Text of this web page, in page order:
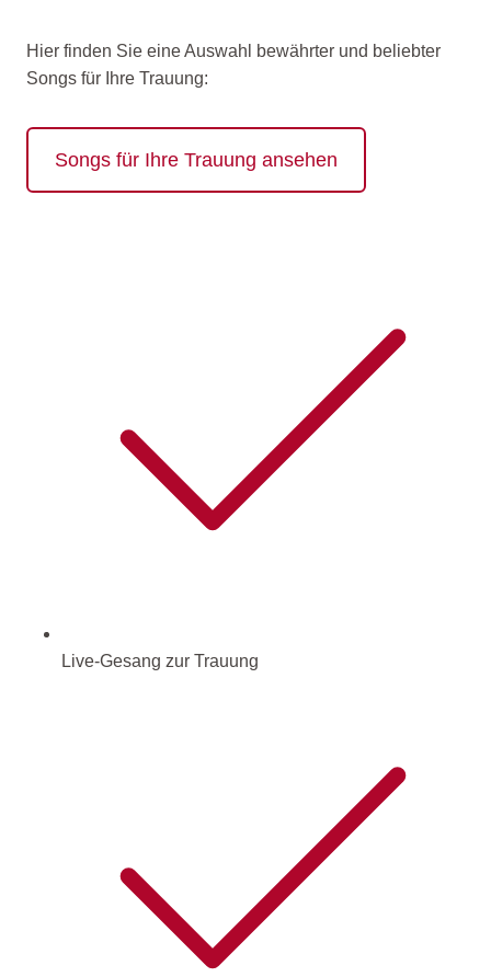
Hier finden Sie eine Auswahl bewährter und beliebter
Songs für Ihre Trauung:
Songs für Ihre Trauung ansehen
Live-Gesang zur Trauung